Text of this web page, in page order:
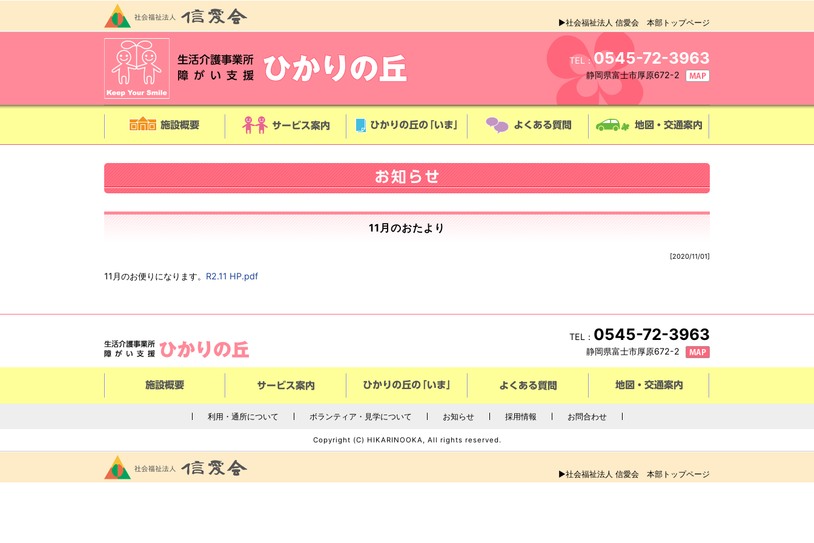
▶社会福祉法人 信愛会 本部トップページ
TEL：0545-72-3963
静岡県富士市厚原672-2
11月のおたより
[2020/11/01]
11月のお便りになります。 R2.11 HP.pdf
TEL： 0545-72-3963
静岡県富士市厚原672-2
利用・通所について ボランティア・見学について お知らせ 採用情報 お問合わせ
Copyright (C) HIKARINOOKA, All rights reserved.
▶社会福祉法人 信愛会 本部トップページ